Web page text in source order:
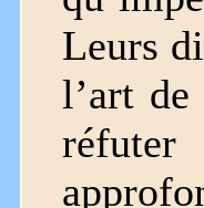
Leurs
l’art